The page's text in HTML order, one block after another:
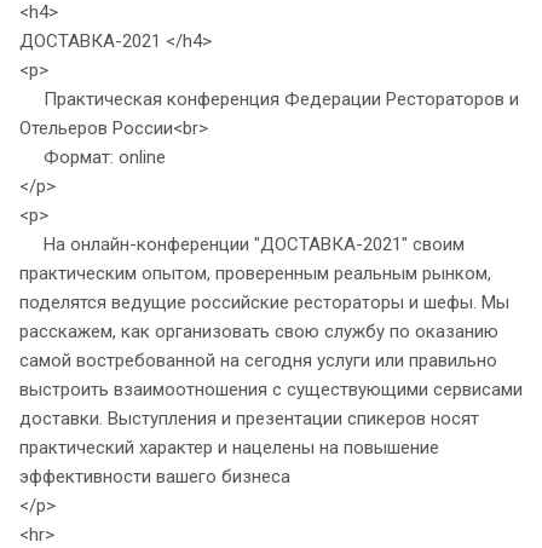
<h4>
ДОСТАВКА-2021 </h4>
<p>
Практическая конференция Федерации Рестораторов и
Отельеров России<br>
Формат: online
</p>
<p>
На онлайн-конференции "ДОСТАВКА-2021" своим
практическим опытом, проверенным реальным рынком,
поделятся ведущие российские рестораторы и шефы. Мы
расскажем, как организовать свою службу по оказанию
самой востребованной на сегодня услуги или правильно
выстроить взаимоотношения с существующими сервисами
доставки. Выступления и презентации спикеров носят
практический характер и нацелены на повышение
эффективности вашего бизнеса
</p>
<hr>